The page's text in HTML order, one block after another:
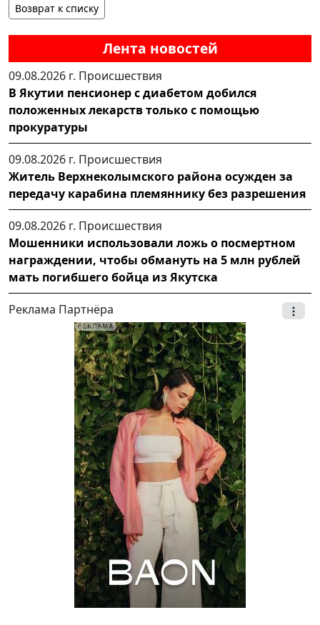
Лента новостей
09.08.2026 г. Происшествия
В Якутии пенсионер с диабетом добился
положенных лекарств только с помощью
прокуратуры
09.08.2026 г. Происшествия
Житель Верхнеколымского района осужден за
передачу карабина племяннику без разрешения
09.08.2026 г. Происшествия
Мошенники использовали ложь о посмертном
награждении, чтобы обмануть на 5 млн рублей
мать погибшего бойца из Якутска
Реклама Партнёра
Возврат к списку